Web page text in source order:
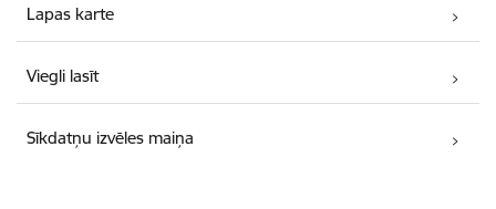
Lapas karte
Viegli lasīt
Sīkdatņu izvēles maiņa